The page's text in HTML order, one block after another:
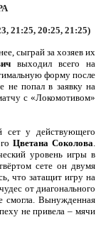
21:25, 20:25, 21:25)
сыграй за хозяев их
выходил всего на
форму после
не попал в заявку на
с «Локомотивом»
у действующего
Цветана Соколова.
уровень игры в
сете он двумя
что затащит игру на
от диагонального
смогла. Вынужденная
не привела – мячи